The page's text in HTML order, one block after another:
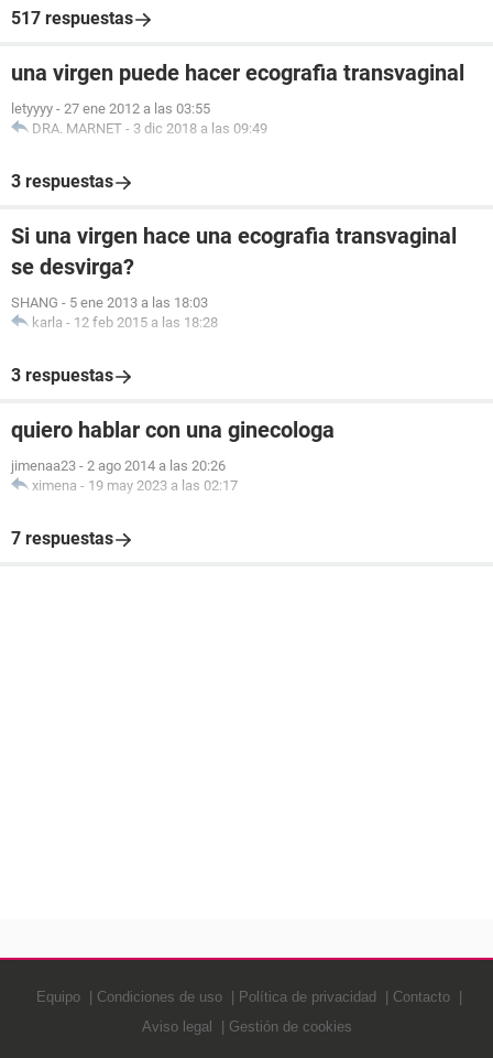
517 respuestas
una virgen puede hacer ecografia transvaginal
letyyyy - 27 ene 2012 a las 03:55
DRA. MARNET - 3 dic 2018 a las 09:49
3 respuestas
Si una virgen hace una ecografia transvaginal
se desvirga?
SHANG - 5 ene 2013 a las 18:03
karla - 12 feb 2015 a las 18:28
3 respuestas
quiero hablar con una ginecologa
jimenaa23 - 2 ago 2014 a las 20:26
ximena - 19 may 2023 a las 02:17
7 respuestas
Equipo Condiciones de uso Política de privacidad
Contacto
Aviso legal
Gestión de cookies